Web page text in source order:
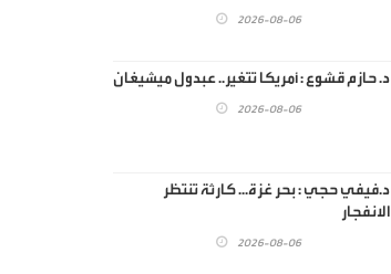
2026-08-06
د. حازم قشوع : أمريكا تتغير.. عبدول ميشيغان
2026-08-06
د.فيفي حجي : بحر غزة... كارثة تنتظر
الانفجار
2026-08-06